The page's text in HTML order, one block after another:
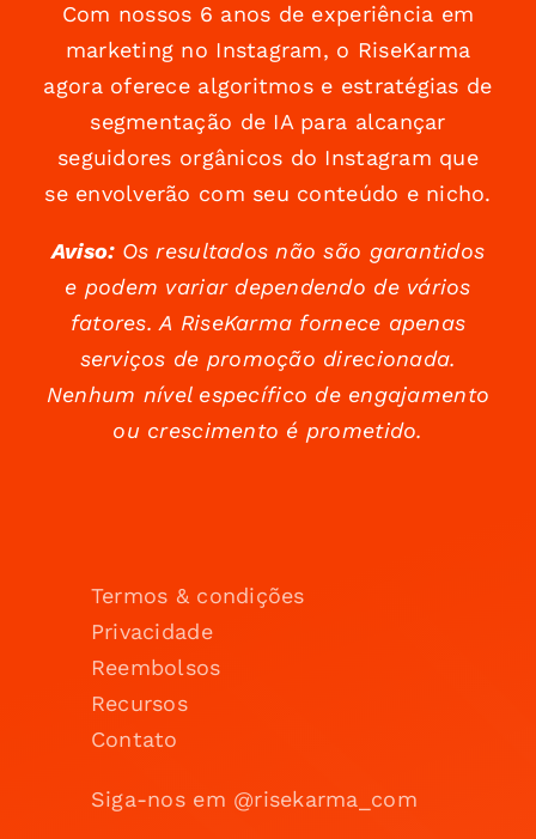
Com nossos 6 anos de experiência em
marketing no Instagram, o RiseKarma
agora oferece algoritmos e estratégias de
segmentação de IA para alcançar
seguidores orgânicos do Instagram que
se envolverão com seu conteúdo e nicho.
Aviso:Os resultados não são garantidos
e podem variar dependendo de vários
fatores. A RiseKarma fornece apenas
serviços de promoção direcionada.
Nenhum nível específico de engajamento
ou crescimento é prometido.
Termos & condições
Privacidade
Reembolsos
Recursos
Contato
Siga-nos em @risekarma_com